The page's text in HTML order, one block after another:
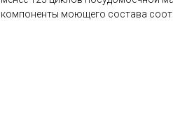
компоненты моющего состава